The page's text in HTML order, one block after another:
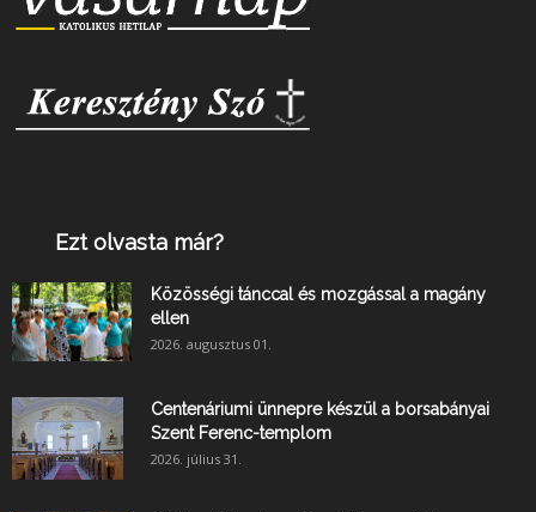
Ezt olvasta már?
Közösségi tánccal és mozgással a magány
ellen
2026. augusztus 01.
Centenáriumi ünnepre készül a borsabányai
Szent Ferenc-templom
2026. július 31.